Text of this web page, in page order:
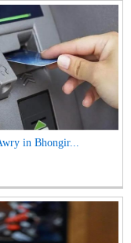
in Bhongir...